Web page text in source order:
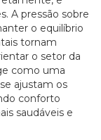
A pressão sobre
o equilíbrio
tornam
o setor da
como uma
ajustam os
conforto
saudáveis e